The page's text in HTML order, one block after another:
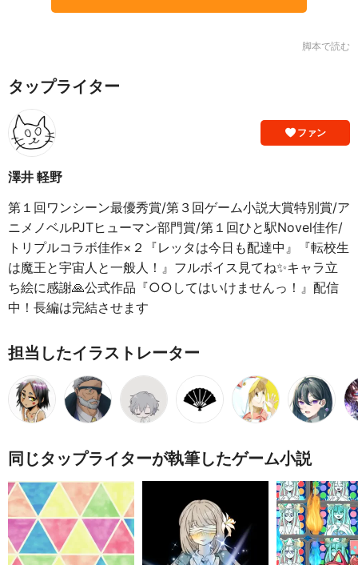
脚本で読む
タップライター
ファン
澤井 軽野
第１回ワンシーン最優秀賞/第３回ゲーム小説大賞特別賞/ア
ニメノベルPJTヒューマン部門賞/第１回ひと駅Novel佳作/
トリプルコラボ佳作×２『レッタは今日も配達中』『転校生
は魔王と宇宙人と一般人！』フルボイス見てね✨キャラ立
ち絵に感謝🙏公式作品『○○してはいけませんっ！』配信
中！長編は完結させます
担当したイラストレーター
同じタップライターが執筆したゲーム小説